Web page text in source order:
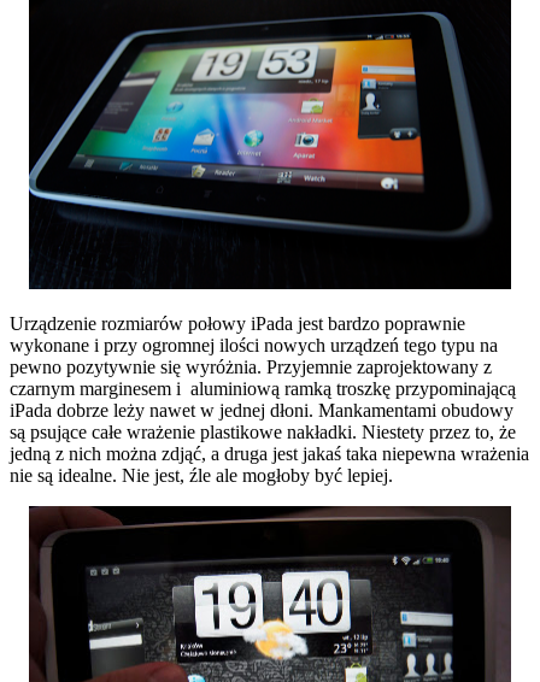
Urządzenie rozmiarów połowy iPada jest bardzo poprawnie
wykonane i przy ogromnej ilości nowych urządzeń tego typu na
pewno pozytywnie się wyróżnia. Przyjemnie zaprojektowany z
czarnym marginesem i aluminiową ramką troszkę przypominającą
iPada dobrze leży nawet w jednej dłoni. Mankamentami obudowy
są psujące całe wrażenie plastikowe nakładki. Niestety przez to, że
jedną z nich można zdjąć, a druga jest jakaś taka niepewna wrażenia
nie są idealne. Nie jest, źle ale mogłoby być lepiej.